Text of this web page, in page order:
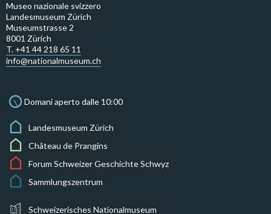
Museo nazionale svizzero
Landesmuseum Zürich
Museumstrasse 2
8001 Zürich
T. +41 44 218 65 11
info@nationalmuseum.ch
Domani aperto dalle 10:00
Landesmuseum Zürich
Château de Prangins
Forum Schweizer Geschichte Schwyz
Sammlungszentrum
Schweizerisches Nationalmuseum